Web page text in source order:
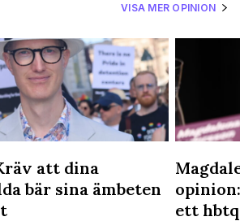
VISA MER OPINION
att dina
bär sina ämbeten
ett